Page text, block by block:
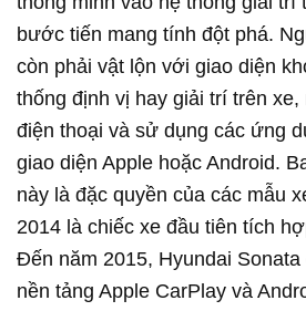
bước tiến mang tính đột phá.
còn phải vật lộn với giao diện
thống định vị hay giải trí trên xe,
điện thoại và sử dụng các ứng
giao diện Apple hoặc Android.
này là đặc quyền của các mẫu
2014 là chiếc xe đầu tiên tích
Đến năm 2015, Hyundai
nền tảng Apple CarPlay và